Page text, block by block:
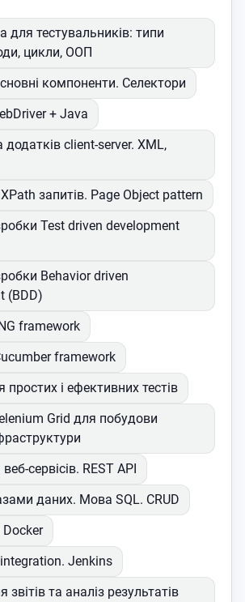
для тестувальників: типи
цикли, ООП
компоненти. Селектори
+ Java
додатків client-server. XML,
запитів. Page Object pattern
Test driven development
Behavior driven
(BDD)
framework
framework
простих і ефективних тестів
Grid для побудови
сервісів. REST API
даних. Мова SQL. CRUD
Jenkins
та аналіз результатів